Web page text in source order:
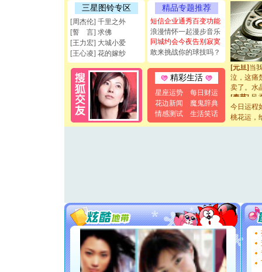
三星图铃专区
[周杰伦] 千里之外
[誓 言] 求佛
[王力宏] 大城小爱
[王心凌] 花的嫁纱
精品专题推荐
短信企业通秀百变功能
浪漫情怀一起漫步音乐
同城约会今夜告别寂寞
敢来挑战你的球技吗？
精彩生活
星座运势
每日财运
花边新闻
魔鬼辞典
情感测试
生活笑话
[元旦]看
断电。爱
你是我专
[元旦]如
起；二是
离。水晶
[元旦]当
泣，这痛
卖了。水
[春节] 风
颜！冬去
道一声平
天都要快
[圣诞节]
如意,快
[元旦]
看
断电。
你是我
[元旦]
如
今日运程
桃花运，